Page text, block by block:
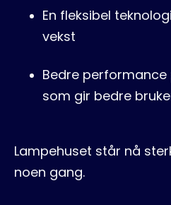
En fleksibel
vekst
Bedre
som gir bedre
Lampehuset står nå
noen gang.